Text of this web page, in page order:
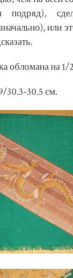
подряд),
или
обломана на 1/
30.3-30.5 см.